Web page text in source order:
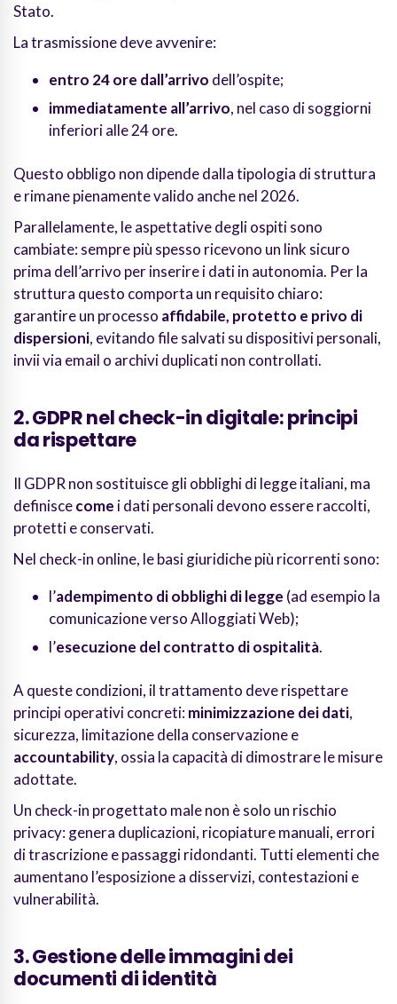
Stato.
La trasmissione deve avvenire:
entro 24 ore dall’arrivo dell’ospite;
immediatamente all’arrivo, nel caso di soggiorni
inferiori alle 24 ore.
Questo obbligo non dipende dalla tipologia di struttura
e rimane pienamente valido anche nel 2026.
Parallelamente, le aspettative degli ospiti sono
cambiate: sempre più spesso ricevono un link sicuro
prima dell’arrivo per inserire i dati in autonomia. Per la
struttura questo comporta un requisito chiaro:
garantire un processo affidabile, protetto e privo di
dispersioni, evitando file salvati su dispositivi personali,
invii via email o archivi duplicati non controllati.
2. GDPR nel check-in digitale: principi
da rispettare
Il GDPR non sostituisce gli obblighi di legge italiani, ma
definiscecome i dati personali devono essere raccolti,
protetti e conservati.
Nel check-in online, le basi giuridiche più ricorrenti sono:
l’adempimento di obblighi di legge (ad esempio la
comunicazione verso Alloggiati Web);
l’esecuzione del contratto di ospitalità.
A queste condizioni, il trattamento deve rispettare
principi operativi concreti:minimizzazione dei dati,
sicurezza, limitazione della conservazione e
accountability, ossia la capacità di dimostrare le misure
adottate.
Un check-in progettato male non è solo un rischio
privacy: genera duplicazioni, ricopiature manuali, errori
di trascrizione e passaggi ridondanti. Tutti elementi che
aumentano l’esposizione a disservizi, contestazioni e
vulnerabilità.
3. Gestione delle immagini dei
documenti di identità